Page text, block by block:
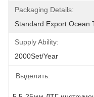
Packaging Details:
Standard Export Ocean
Supply Ability:
2000Set/year
Выделить: